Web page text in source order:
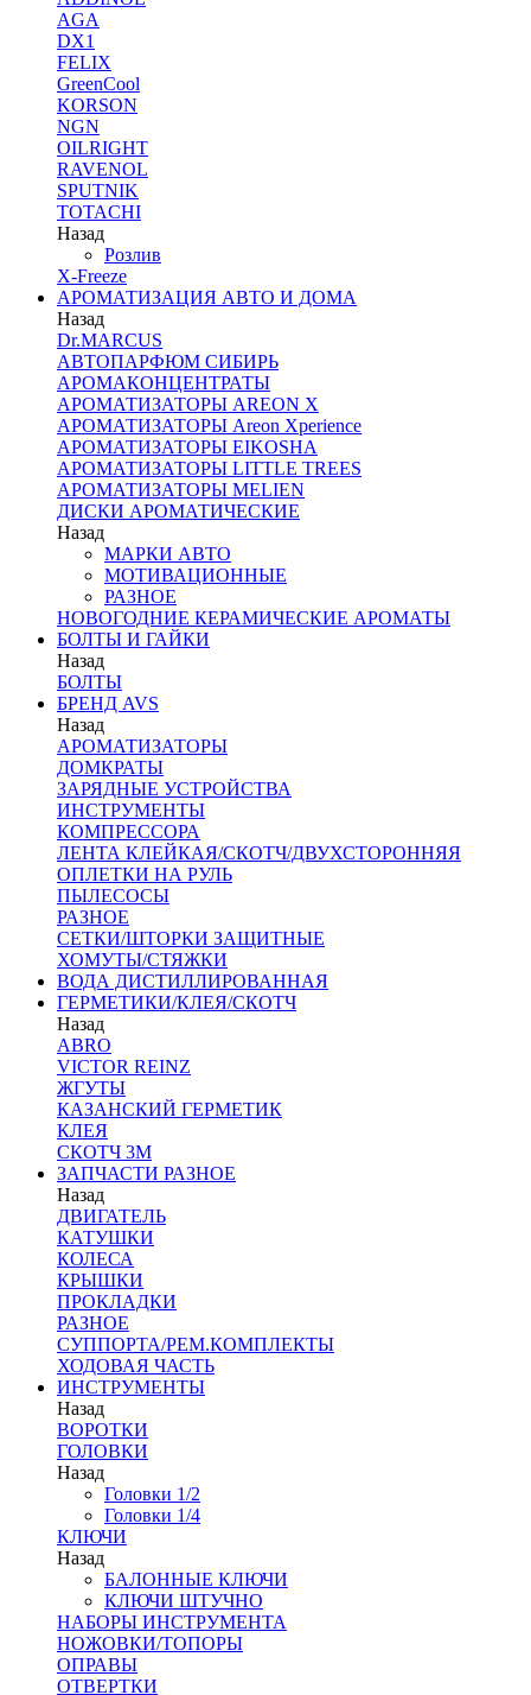
AGA
DX1
FELIX
GreenCool
KORSON
NGN
OILRIGHT
RAVENOL
SPUTNIK
TOTACHI
Назад
Розлив
X-Freeze
АРОМАТИЗАЦИЯ АВТО И ДОМА
Назад
Dr.MARCUS
АВТОПАРФЮМ СИБИРЬ
АРОМАКОНЦЕНТРАТЫ
АРОМАТИЗАТОРЫ AREON X
АРОМАТИЗАТОРЫ Areon Xperience
АРОМАТИЗАТОРЫ EIKOSHA
АРОМАТИЗАТОРЫ LITTLE TREES
АРОМАТИЗАТОРЫ MELIEN
ДИСКИ АРОМАТИЧЕСКИЕ
Назад
МАРКИ АВТО
МОТИВАЦИОННЫЕ
РАЗНОЕ
НОВОГОДНИЕ КЕРАМИЧЕСКИЕ АРОМАТЫ
БОЛТЫ И ГАЙКИ
Назад
БОЛТЫ
БРЕНД AVS
Назад
АРОМАТИЗАТОРЫ
ДОМКРАТЫ
ЗАРЯДНЫЕ УСТРОЙСТВА
ИНСТРУМЕНТЫ
КОМПРЕССОРА
ЛЕНТА КЛЕЙКАЯ/СКОТЧ/ДВУХСТОРОННЯЯ
ОПЛЕТКИ НА РУЛЬ
ПЫЛЕСОСЫ
РАЗНОЕ
СЕТКИ/ШТОРКИ ЗАЩИТНЫЕ
ХОМУТЫ/СТЯЖКИ
ВОДА ДИСТИЛЛИРОВАННАЯ
ГЕРМЕТИКИ/КЛЕЯ/СКОТЧ
Назад
ABRO
VICTOR REINZ
ЖГУТЫ
КАЗАНСКИЙ ГЕРМЕТИК
КЛЕЯ
СКОТЧ 3М
ЗАПЧАСТИ РАЗНОЕ
Назад
ДВИГАТЕЛЬ
КАТУШКИ
КОЛЕСА
КРЫШКИ
ПРОКЛАДКИ
РАЗНОЕ
СУППОРТА/РЕМ.КОМПЛЕКТЫ
ХОДОВАЯ ЧАСТЬ
ИНСТРУМЕНТЫ
Назад
ВОРОТКИ
ГОЛОВКИ
Назад
Головки 1/2
Головки 1/4
КЛЮЧИ
Назад
БАЛОННЫЕ КЛЮЧИ
КЛЮЧИ ШТУЧНО
НАБОРЫ ИНСТРУМЕНТА
НОЖОВКИ/ТОПОРЫ
ОПРАВЫ
ОТВЕРТКИ